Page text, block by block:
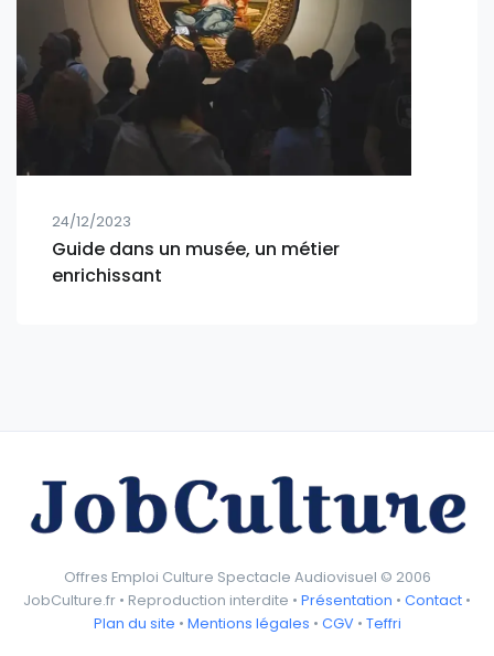
24/12/2023
Guide dans un musée, un métier
enrichissant
Offres Emploi Culture Spectacle Audiovisuel © 2006
JobCulture.fr • Reproduction interdite • Présentation • Contact •
Plan du site • Mentions légales • CGV• Teffri